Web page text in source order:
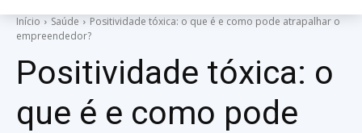
Início Saúde
Positividade tóxica: o que é e como pode atrapalhar o
empreendedor?
Positividade tóxica: o
que é e como pode